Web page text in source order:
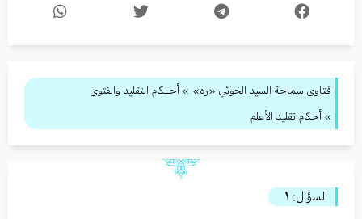
فتاوى سماحة السيد الخوئي «ره» » أحــكام التقليد والفتوى
» أحكام تقليد الأعلم
السؤال: ١